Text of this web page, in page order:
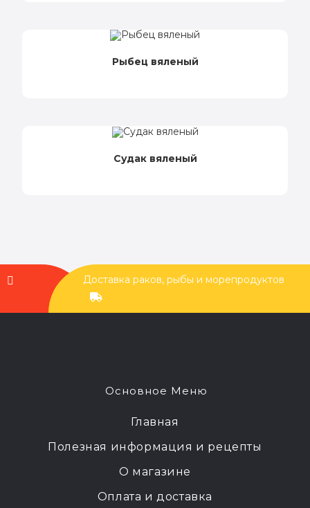
Рыбец вяленый
Судак вяленый
Доставка раков, рыбы и морепродуктов
Основное Меню
Главная
Полезная информация и рецепты
О магазине
Оплата и доставка